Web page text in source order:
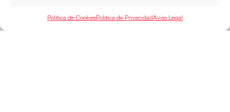
Política de CookiesPolítica de PrivacidadAviso Legal